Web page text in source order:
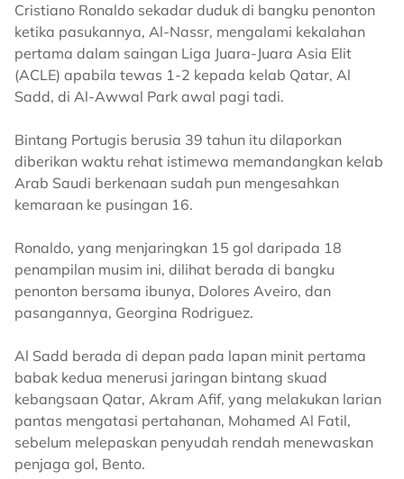
Cristiano Ronaldo sekadar duduk di bangku penonton
ketika pasukannya, Al-Nassr, mengalami kekalahan
pertama dalam saingan Liga Juara-Juara Asia Elit
(ACLE) apabila tewas 1-2 kepada kelab Qatar, Al
Sadd, di Al-Awwal Park awal pagi tadi.
Bintang Portugis berusia 39 tahun itu dilaporkan
diberikan waktu rehat istimewa memandangkan kelab
Arab Saudi berkenaan sudah pun mengesahkan
kemaraan ke pusingan 16.
Ronaldo, yang menjaringkan 15 gol daripada 18
penampilan musim ini, dilihat berada di bangku
penonton bersama ibunya, Dolores Aveiro, dan
pasangannya, Georgina Rodriguez.
Al Sadd berada di depan pada lapan minit pertama
babak kedua menerusi jaringan bintang skuad
kebangsaan Qatar, Akram Afif, yang melakukan larian
pantas mengatasi pertahanan, Mohamed Al Fatil,
sebelum melepaskan penyudah rendah menewaskan
penjaga gol, Bento.